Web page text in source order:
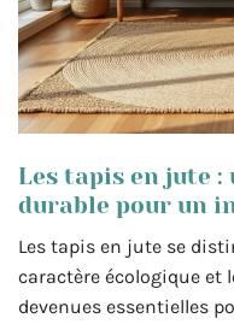
Les tapis en jute
durable pour un
Les tapis en jute se
caractère écologique et
devenues essentielles